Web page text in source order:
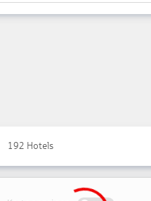
192 Hotels